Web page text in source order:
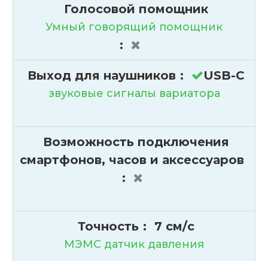
Голосовой помощник
Умный говорящий помощник
:
Выход для наушников : USB-C
звуковые сигналы вариатора
Возможность подключения
смартфонов, часов и аксессуаров
:
Точность : 7 см/с
МЭМС датчик давления